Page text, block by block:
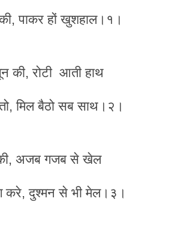
पाकर हों खुशहाल।१।
की, रोटी आती हाथ
मिल बैठो सब साथ।२।
की, अजब गजब से खेल
करे, दुश्मन से भी मेल।३।